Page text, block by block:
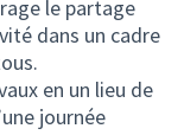
le partage
dans un cadre
en un lieu de
journée